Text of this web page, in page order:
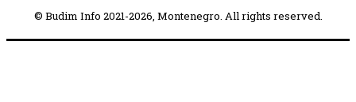
© Budim Info 2021-2026, Montenegro. All rights reserved.